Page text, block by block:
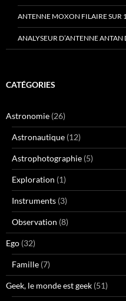
ANTENNE MOXON FILAIRE SUR
ANALYSEUR D’ANTENNE ANTAN
CATÉGORIES
Astronomie (26)
Astronautique (12)
Astrophotographie (5)
Exploration (1)
Instruments (3)
Observation (8)
Ego (32)
Famille (7)
Geek, le monde est geek (51)